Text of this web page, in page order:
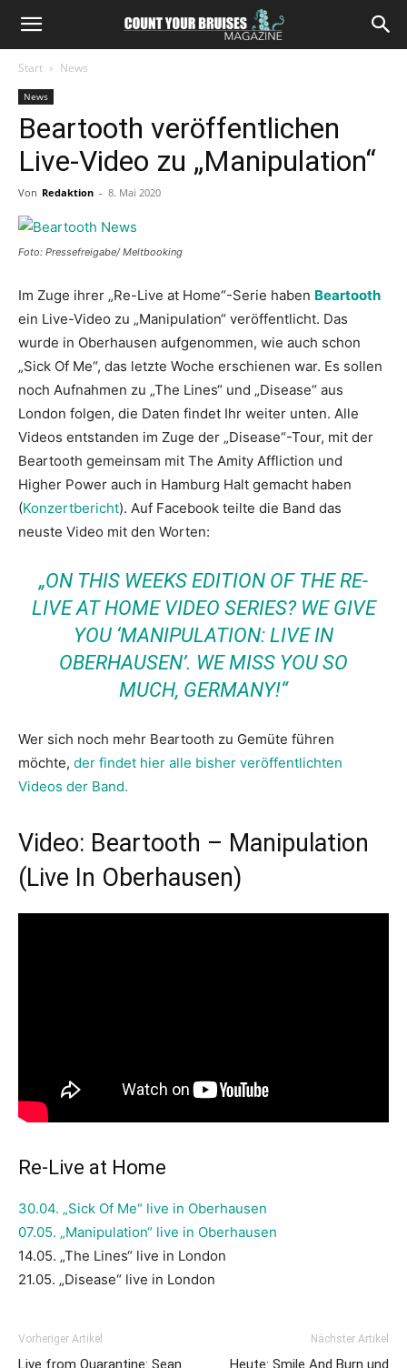
Start News
News
Beartooth veröffentlichen
Live-Video zu „Manipulation“
Von Redaktion - 8. Mai 2020
Foto: Pressefreigabe/ Meltbooking
Im Zuge ihrer „Re-Live at Home“-Serie haben Beartooth
ein Live-Video zu „Manipulation“ veröffentlicht. Das
wurde in Oberhausen aufgenommen, wie auch schon
„Sick Of Me“, das letzte Woche erschienen war. Es sollen
noch Aufnahmen zu „The Lines“ und „Disease“ aus
London folgen, die Daten findet Ihr weiter unten. Alle
Videos entstanden im Zuge der „Disease“-Tour, mit der
Beartooth gemeinsam mit The Amity Affliction und
Higher Power auch in Hamburg Halt gemacht haben
(Konzertbericht). Auf Facebook teilte die Band das
neuste Video mit den Worten:
„ON THIS WEEKS EDITION OF THE RE-
LIVE AT HOME VIDEO SERIES? WE GIVE
YOU ‘MANIPULATION: LIVE IN
OBERHAUSEN’. WE MISS YOU SO
MUCH, GERMANY!“
Wer sich noch mehr Beartooth zu Gemüte führen
möchte, der findet hier alle bisher veröffentlichten
Videos der Band.
Video: Beartooth – Manipulation
(Live In Oberhausen)
Re-Live at Home
30.04. „Sick Of Me“ live in Oberhausen
07.05. „Manipulation“ live in Oberhausen
14.05. „The Lines“ live in London
21.05. „Disease“ live in London
Vorheriger Artikel
Live from Quarantine: Sean
Nächster Artikel
Heute: Smile And Burn und